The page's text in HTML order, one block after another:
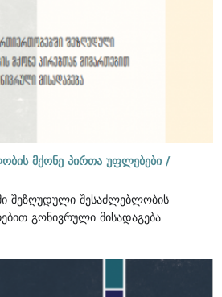
მქონე პირთა უფლებები /
შეზღუდული შესაძლებლობის
გონივრული მისადაგება